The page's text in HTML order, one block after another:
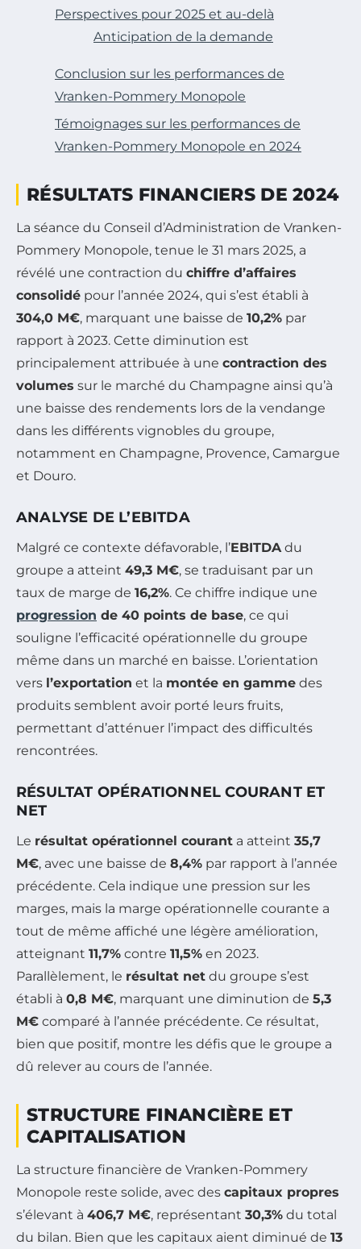
Perspectives pour 2025 et au-delà
Anticipation de la demande
Conclusion sur les performances de
Vranken-Pommery Monopole
Témoignages sur les performances de
Vranken-Pommery Monopole en 2024
RÉSULTATS FINANCIERS DE 2024
La séance du Conseil d’Administration de Vranken-
Pommery Monopole, tenue le 31 mars 2025, a
révélé une contraction du chiffre d’affaires
consolidé pour l’année 2024, qui s’est établi à
304,0 M€, marquant une baisse de 10,2% par
rapport à 2023. Cette diminution est
principalement attribuée à une contraction des
volumes sur le marché du Champagne ainsi qu’à
une baisse des rendements lors de la vendange
dans les différents vignobles du groupe,
notamment en Champagne, Provence, Camargue
et Douro.
ANALYSE DE L’EBITDA
Malgré ce contexte défavorable, l’EBITDAdu
groupe a atteint 49,3 M€, se traduisant par un
taux de marge de 16,2%. Ce chiffre indique une
progression de 40 points de base, ce qui
souligne l’efficacité opérationnelle du groupe
même dans un marché en baisse. L’orientation
vers l’exportation et la montée en gamme des
produits semblent avoir porté leurs fruits,
permettant d’atténuer l’impact des difficultés
rencontrées.
RÉSULTAT OPÉRATIONNEL COURANT ET
NET
Le résultat opérationnel courant a atteint 35,7
M€, avec une baisse de 8,4% par rapport à l’année
précédente. Cela indique une pression sur les
marges, mais la marge opérationnelle courante a
tout de même affiché une légère amélioration,
atteignant 11,7% contre 11,5% en 2023.
Parallèlement, le résultat net du groupe s’est
établi à 0,8 M€, marquant une diminution de 5,3
M€ comparé à l’année précédente. Ce résultat,
bien que positif, montre les défis que le groupe a
dû relever au cours de l’année.
STRUCTURE FINANCIÈRE ET
CAPITALISATION
La structure financière de Vranken-Pommery
Monopole reste solide, avec des capitaux propres
s’élevant à 406,7 M€, représentant 30,3% du total
du bilan. Bien que les capitaux aient diminué de 13